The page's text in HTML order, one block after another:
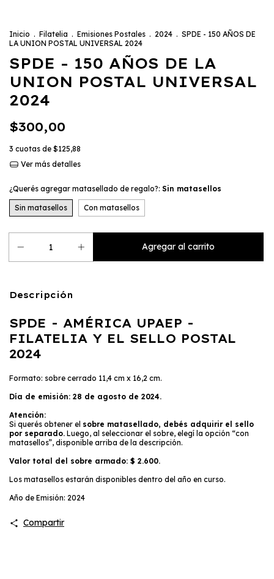
Inicio . Filatelia . Emisiones Postales . 2024 . SPDE - 150 AÑOS DE
LA UNION POSTAL UNIVERSAL 2024
SPDE - 150 AÑOS DE LA
UNION POSTAL UNIVERSAL
2024
$300,00
3 cuotas de $125,88
Ver más detalles
¿Querés agregar matasellado de regalo?: Sin matasellos
Sin matasellos Con matasellos
Descripción
SPDE - AMÉRICA UPAEP -
FILATELIA Y EL SELLO POSTAL
2024
Formato: sobre cerrado 11,4 cm x 16,2 cm.
Día de emisión: 28 de agosto de 2024.
Atención:
Si querés obtener el sobre matasellado, debés adquirir el sello
por separado. Luego, al seleccionar el sobre, elegí la opción “con
matasellos”, disponible arriba de la descripción.
Valor total del sobre armado: $ 2.600.
Los matasellos estarán disponibles dentro del año en curso.
Año de Emisión: 2024
Compartir